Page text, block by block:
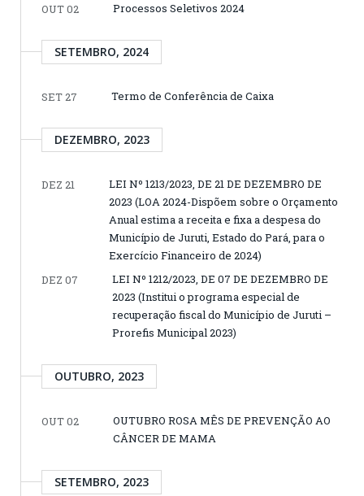
OUT 02 Processos Seletivos 2024
SETEMBRO, 2024
SET 27 Termo de Conferência de Caixa
DEZEMBRO, 2023
DEZ 21
LEI Nº 1213/2023, DE 21 DE DEZEMBRO DE
2023 (LOA 2024-Dispõem sobre o Orçamento
Anual estima a receita e fixa a despesa do
Município de Juruti, Estado do Pará, para o
Exercício Financeiro de 2024)
DEZ 07
LEI Nº 1212/2023, DE 07 DE DEZEMBRO DE
2023 (Institui o programa especial de
recuperação fiscal do Município de Juruti –
Prorefis Municipal 2023)
OUTUBRO, 2023
OUT 02
OUTUBRO ROSA MÊS DE PREVENÇÃO AO
CÂNCER DE MAMA
SETEMBRO, 2023